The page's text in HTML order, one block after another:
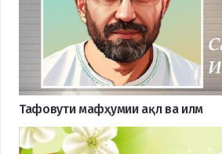
Тафовути мафҳумии ақл ва илм